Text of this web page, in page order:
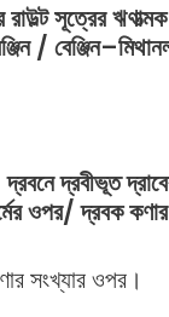
রাউল্টসূত্রেরঋণাত্মক
/ বেঞ্জিন–
দ্রবনেদ্রবীভূত
ওপর/দ্রবককণার
সংখ্যার ওপর।